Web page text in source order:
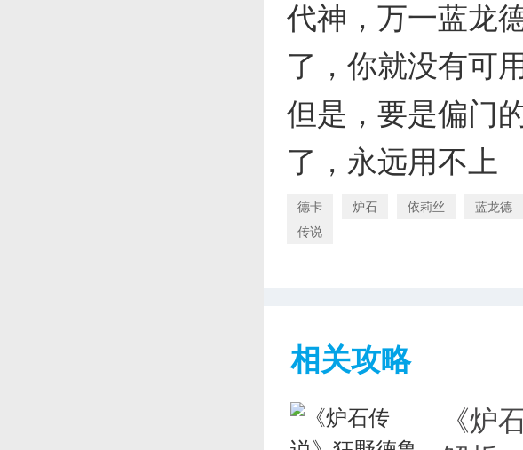
代神，万一蓝龙
了，你就没有可
但是，要是偏门
了，永远用不上
德卡 炉石 依莉丝 蓝龙德
传说
相关攻略
《炉